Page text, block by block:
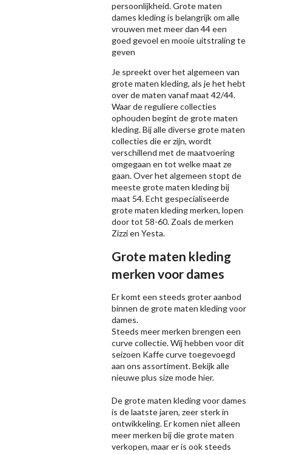
persoonlijkheid. Grote maten
dames kleding is belangrijk om alle
vrouwen met meer dan 44 een
goed gevoel en mooie uitstraling te
geven
Je spreekt over het algemeen van
grote maten kleding, als je het hebt
over de maten vanaf maat 42/44.
Waar de reguliere collecties
ophouden begint de grote maten
kleding. Bij alle diverse grote maten
collecties die er zijn, wordt
verschillend met de maatvoering
omgegaan en tot welke maat ze
gaan. Over het algemeen stopt de
meeste grote maten kleding bij
maat 54. Echt gespecialiseerde
grote maten kleding merken, lopen
door tot 58-60. Zoals de merken
Zizzien Yesta.
Grote maten kleding
merken voor dames
Er komt een steeds groter aanbod
binnen de grote maten kleding voor
dames.
Steeds meer merken brengen een
curve collectie. Wij hebben voor dit
seizoen Kaffecurve toegevoegd
aan ons assortiment. Bekijk alle
nieuweplus size modehier.
De grote maten kleding voor dames
is de laatste jaren, zeer sterk in
ontwikkeling. Er komen niet alleen
meer merken bij die grote maten
verkopen, maar er is ook steeds